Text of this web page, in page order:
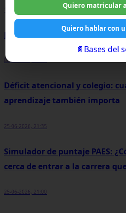
Pensamiento crítico
02-07-2026, 20:30
Déficit atencional y colegio:
aprendizaje también importa
25-06-2026, 21:35
Simulador de puntaje PAES:
cerca de entrar a la carrera
25-06-2026, 21:00
Quiero matricular
Quiero hablar con
📄Bases del